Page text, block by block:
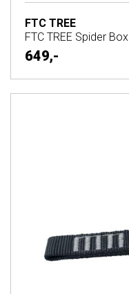
FTC TREE
FTC TREE Spider Box
649,-